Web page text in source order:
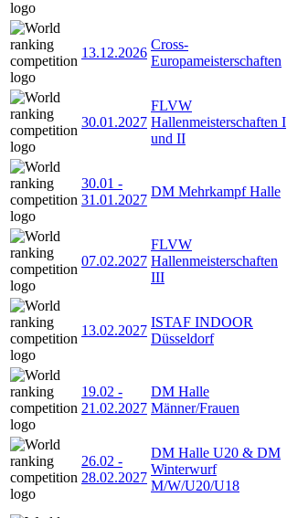
13.12.2026
Cross-
Europameisterschaften
30.01.2027
FLVW
Hallenmeisterschaften I
und II
30.01 -
31.01.2027
DM Mehrkampf Halle
07.02.2027
FLVW
Hallenmeisterschaften
III
13.02.2027
ISTAF INDOOR
Düsseldorf
19.02 -
21.02.2027
DM Halle
Männer/Frauen
26.02 -
28.02.2027
DM Halle U20 & DM
Winterwurf
M/W/U20/U18